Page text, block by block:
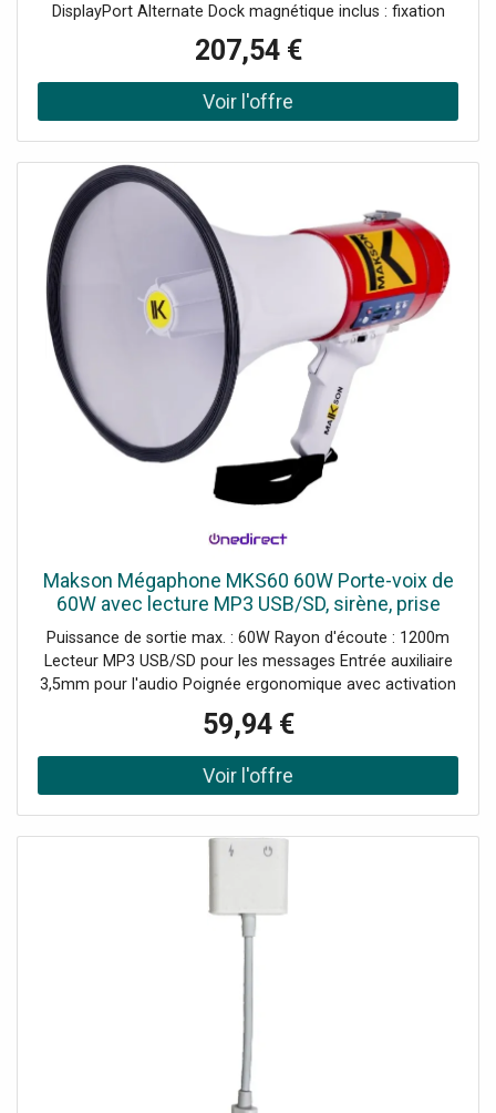
DisplayPort Alternate Dock magnétique inclus : fixation
facile
207,54 €
Makson Mégaphone MKS60 60W Porte-voix de
60W avec lecture MP3 USB/SD, sirène, prise
auxiliaire de 3,5mm et portée de 1200m pour la
projection de la
Puissance de sortie max. : 60W Rayon d'écoute : 1200m
Lecteur MP3 USB/SD pour les messages Entrée auxiliaire
3,5mm pour l'audio Poignée ergonomique avec activation
de la gâchette Alimentation : piles ou entrée 12V DC
Transport simplifié grâce à la sangle incluse
59,94 €